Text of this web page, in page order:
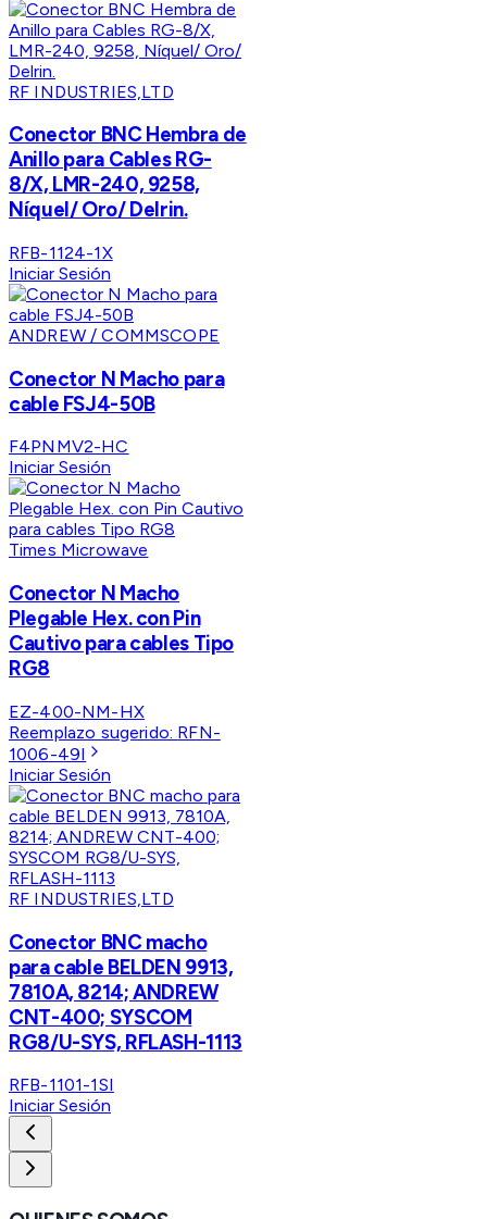
RF INDUSTRIES,LTD
Conector BNC Hembra de
Anillo para Cables RG-
8/X, LMR-240, 9258,
Níquel/ Oro/ Delrin.
RFB-1124-1X
Iniciar Sesión
ANDREW / COMMSCOPE
Conector N Macho para
cable FSJ4-50B
F4PNMV2-HC
Iniciar Sesión
Times Microwave
Conector N Macho
Plegable Hex. con Pin
Cautivo para cables Tipo
RG8
EZ-400-NM-HX
Reemplazo sugerido: RFN-
1006-49I
Iniciar Sesión
RF INDUSTRIES,LTD
Conector BNC macho
para cable BELDEN 9913,
7810A, 8214; ANDREW
CNT-400; SYSCOM
RG8/U-SYS, RFLASH-1113
RFB-1101-1SI
Iniciar Sesión